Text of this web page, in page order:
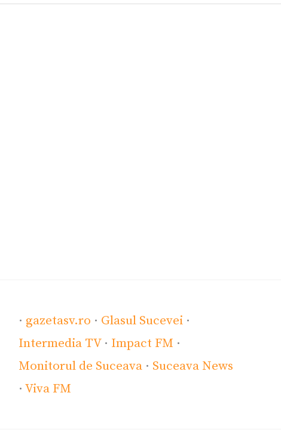
· gazetasv.ro · Glasul Sucevei ·
Intermedia TV· Impact FM ·
Monitorul de Suceava · Suceava News
·Viva FM